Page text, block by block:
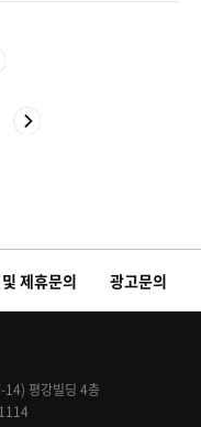
제휴문의 광고문의
14) 평강빌딩 4층